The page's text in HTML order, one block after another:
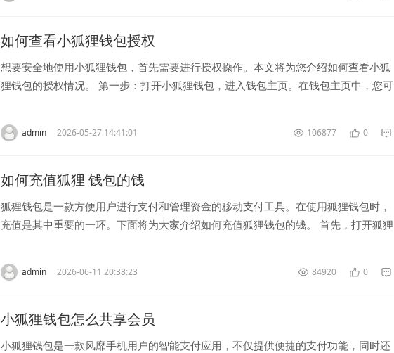
如何查看小狐狸钱包授权
想要安全地使用小狐狸钱包，首先需要进行授权操作。本文将为您介绍如何查看小狐
狸钱包的授权情况。 第一步：打开小狐狸钱包，进入钱包主页。在钱包主页中，您可
admin 2026-05-27 14:41:01 106877 0
如何充值狐狸 钱包的钱
狐狸钱包是一款方便用户进行支付和管理资金的移动支付工具。在使用狐狸钱包时，
充值是其中重要的一环。下面将为大家介绍如何充值狐狸钱包的钱。 首先，打开狐狸
admin 2026-06-11 20:38:23 84920 0
小狐狸钱包怎么共享会员
小狐狸钱包是一款风靡手机用户的智能支付应用，不仅提供便捷的支付功能，同时还